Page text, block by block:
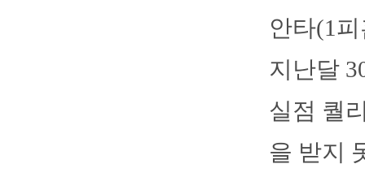
안타(1
지난달
실점 퀄
을 받지